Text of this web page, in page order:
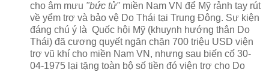
cho âm mưu "bức tử" miền Nam VN để Mỹ rảnh tay rút
về yểm trợ và bảo vệ Do Thái tại Trung Đông. Sự kiện
đáng chú ý là Quốc hội Mỹ (khuynh hướng thân Do
Thái) đã cương quyết ngăn chặn 700 triệu USD viện
trợ vũ khí cho miền Nam VN, nhưng sau biến cố 30-
04-1975 lại tặng toàn bộ số tiền đó viện trợ cho Do